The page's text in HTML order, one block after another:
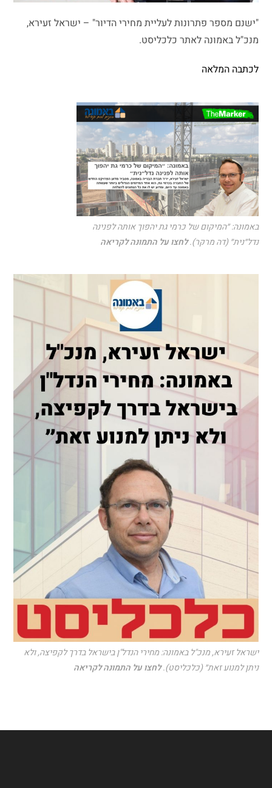
"ישנם מספר פתרונות לעליית מחירי הדיור" – ישראל זעירא,
מנכ"ל באמונה לאתר כלכליסט.
לכתבה המלאה
באמונה: ״המיקום של כרמי גת יהפוך אותה לפנינה
נדל״נית״ (דה מרקר).לחצו על התמונה לקריאה
ישראל זעירא, מנכ"ל באמונה: מחירי הנדל"ן בישראל בדרך לקפיצה, ולא
ניתן למנוע זאת״ (כלכליסט).לחצו על התמונה לקריאה